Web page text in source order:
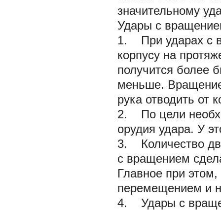
значительному
Удары с
1. При ударах с
корпусу на
получится более
меньше.
рука отводить от
2. По цели
орудия удара. У
3. Количество
с вращением
Главное при
перемещением и
4. Удары с